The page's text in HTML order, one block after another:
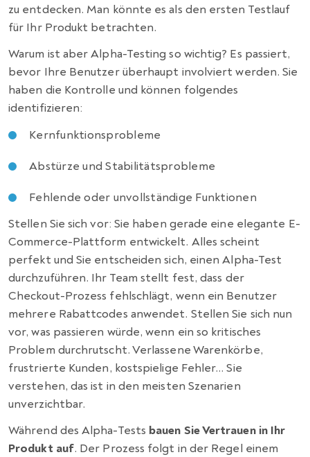
zu entdecken. Man könnte es als den ersten Testlauf
für Ihr Produkt betrachten.
Warum ist aber Alpha-Testing so wichtig? Es passiert,
bevor Ihre Benutzer überhaupt involviert werden. Sie
haben die Kontrolle und können folgendes
identifizieren:
Kernfunktionsprobleme
Abstürze und Stabilitätsprobleme
Fehlende oder unvollständige Funktionen
Stellen Sie sich vor: Sie haben gerade eine elegante E-
Commerce-Plattform entwickelt. Alles scheint
perfekt und Sie entscheiden sich, einen Alpha-Test
durchzuführen. Ihr Team stellt fest, dass der
Checkout-Prozess fehlschlägt, wenn ein Benutzer
mehrere Rabattcodes anwendet. Stellen Sie sich nun
vor, was passieren würde, wenn ein so kritisches
Problem durchrutscht. Verlassene Warenkörbe,
frustrierte Kunden, kostspielige Fehler… Sie
verstehen, das ist in den meisten Szenarien
unverzichtbar.
Während des Alpha-Tests bauen Sie Vertrauen in Ihr
Produkt auf. Der Prozess folgt in der Regel einem